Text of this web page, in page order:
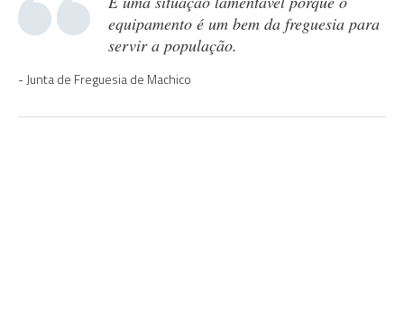
equipamento é um bem da freguesia para
servir a população.
Junta de Freguesia de Machico